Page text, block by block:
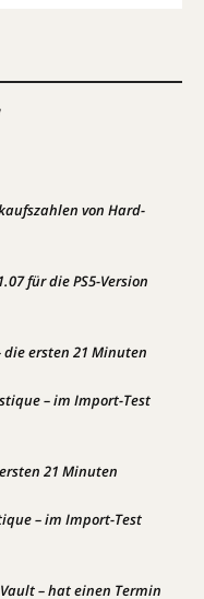
von Hard-
für die PS5-Version
ersten 21 Minuten
– im Import-Test
21 Minuten
– im Import-Test
– hat einen Termin